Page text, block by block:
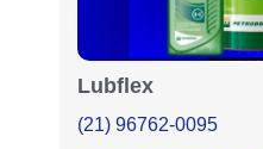
Lubflex
(21) 96762-0095